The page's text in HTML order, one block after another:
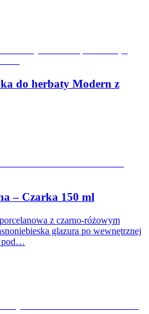
do herbaty Modern z
– Czarka 150 ml
z czarno-różowym
glazura po wewnętrznej
pod…